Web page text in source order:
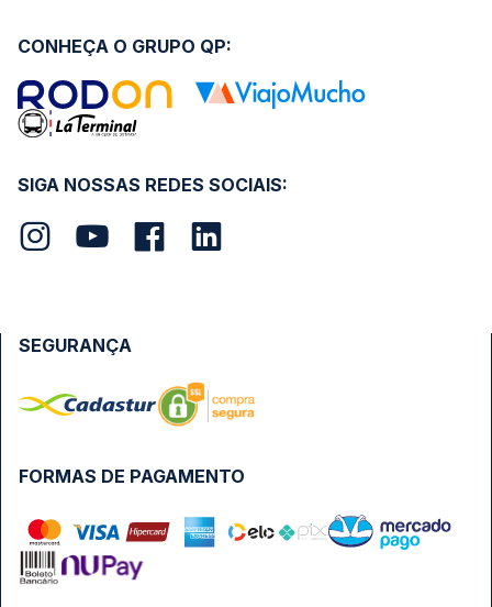
SIGA NOSSAS REDES SOCIAIS:
CONHEÇA O GRUPO QP:
FORMAS DE PAGAMENTO
SEGURANÇA